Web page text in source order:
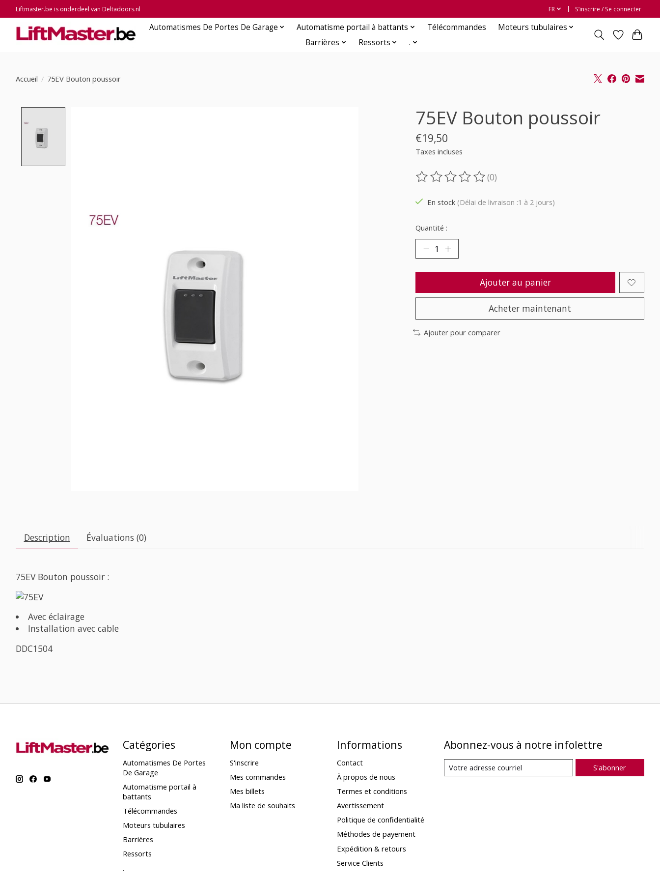
Liftmaster.be is onderdeel van Deltadoors.nl FR S’inscrire / Se connecter
Automatismes De Portes De Garage Automatisme portail à battants Télécommandes
Moteurs tubulaires
Barrières
Ressorts .
Accueil / 75EV Bouton poussoir
75EV Bouton poussoir
€19,50
Taxes incluses
Ce produit est évalué à
(0)
En stock (Délai de livraison :1 à 2 jours)
Quantité :
Ajouter au panier
Acheter maintenant
Ajouter pour comparer
Description Évaluations (0)
75EV Bouton poussoir :
Avec éclairage
Installation avec cable
DDC1504
Catégories
Automatismes De Portes
De Garage
Automatisme portail à
battants
Télécommandes
Moteurs tubulaires
Barrières
Ressorts
.
Mon compte
S'inscrire
Mes commandes
Mes billets
Ma liste de souhaits
Informations
Contact
À propos de nous
Termes et conditions
Avertissement
Politique de confidentialité
Méthodes de payement
Expédition & retours
Service Clients
Abonnez-vous à notre infolettre
S'abonner